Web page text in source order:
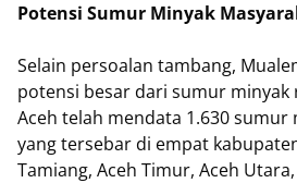
Potensi Sumur Minyak
Selain persoalan tambang,
potensi besar dari sumur minyak
Aceh telah mendata 1.630 sumur
yang tersebar di empat
Tamiang, Aceh Timur, Aceh